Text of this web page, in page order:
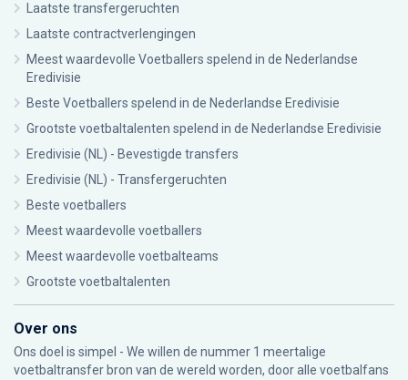
Laatste transfergeruchten
Laatste contractverlengingen
Meest waardevolle Voetballers spelend in de Nederlandse
Eredivisie
Beste Voetballers spelend in de Nederlandse Eredivisie
Grootste voetbaltalenten spelend in de Nederlandse Eredivisie
Eredivisie (NL) - Bevestigde transfers
Eredivisie (NL) - Transfergeruchten
Beste voetballers
Meest waardevolle voetballers
Meest waardevolle voetbalteams
Grootste voetbaltalenten
Over ons
Ons doel is simpel - We willen de nummer 1 meertalige
voetbaltransfer bron van de wereld worden, door alle voetbalfans